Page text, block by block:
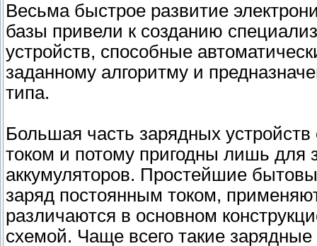
Весьма быстрое развитие
базы привели к созданию
устройств, способные
заданному алгоритму и
типа.
Большая часть зарядных
током и потому пригодны лишь для
аккумуляторов. Простейшие
заряд постоянным током,
различаются в основном
схемой. Чаще всего такие